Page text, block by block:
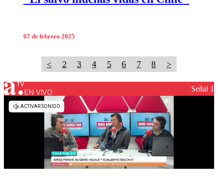
07 de febrero 2025
< 2 3 4 5 6 7 8 >
EN VIVO Señal 1